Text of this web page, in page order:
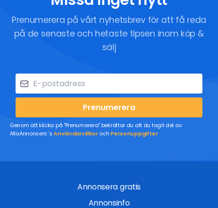
Prenumerera på vårt nyhetsbrev för att få reda
på de senaste och hetaste tipsen inom köp &
sälj
Prenumerera
Genom att klicka på "Prenumerera" bekräftar du att du tagit del av
AllaAnnonsers´sAnvändarvillkoroch Personuppgifter
Annonsera gratis
Annonsinfo